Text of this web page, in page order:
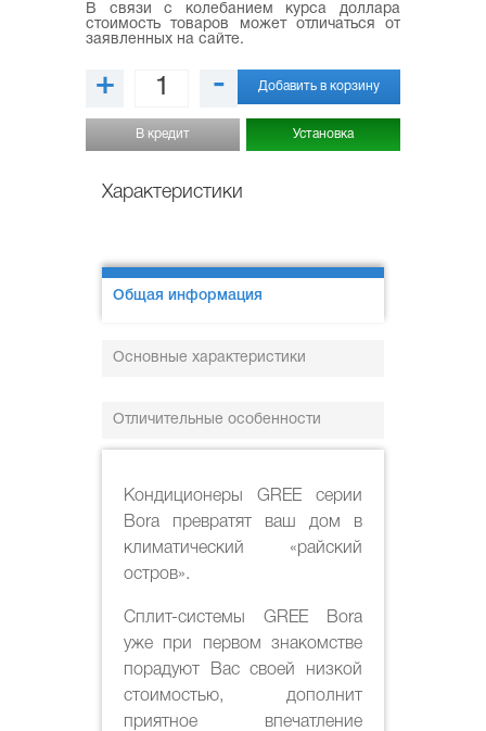
В связи с колебанием курса доллара
стоимость товаров может отличаться от
заявленных на сайте.
+ - Добавить в корзину
В кредит Установка
Характеристики
Общая информация
Основные характеристики
Отличительные особенности
Кондиционеры GREE серии
Bora превратят ваш дом в
климатический «райский
остров».
Сплит-системы GREE Bora
уже при первом знакомстве
порадуют Вас своей низкой
стоимостью, дополнит
приятное впечатление